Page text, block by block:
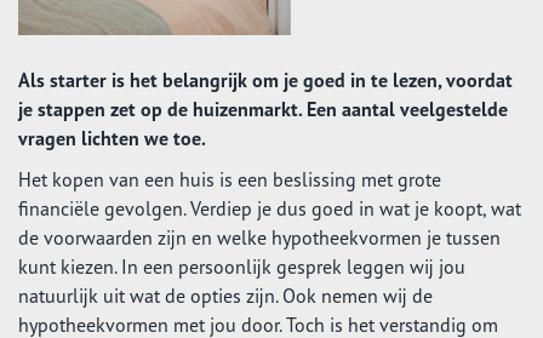
Als starter is het belangrijk om je goed in te lezen, voordat
je stappen zet op de huizenmarkt. Een aantal veelgestelde
vragen lichten we toe.
Het kopen van een huis is een beslissing met grote
financiële gevolgen. Verdiep je dus goed in wat je koopt, wat
de voorwaarden zijn en welke hypotheekvormen je tussen
kunt kiezen. In een persoonlijk gesprek leggen wij jou
natuurlijk uit wat de opties zijn. Ook nemen wij de
hypotheekvormen met jou door. Toch is het verstandig om